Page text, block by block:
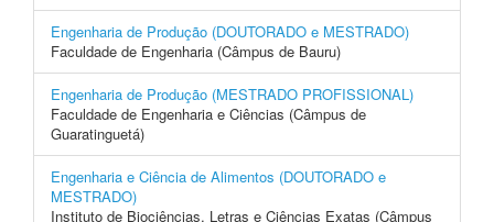
Engenharia de Produção (DOUTORADO e MESTRADO)
Faculdade de Engenharia (Câmpus de Bauru)
Engenharia de Produção (MESTRADO PROFISSIONAL)
Faculdade de Engenharia e Ciências (Câmpus de
Guaratinguetá)
Engenharia e Ciência de Alimentos (DOUTORADO e
MESTRADO)
Instituto de Biociências, Letras e Ciências Exatas (Câmpus